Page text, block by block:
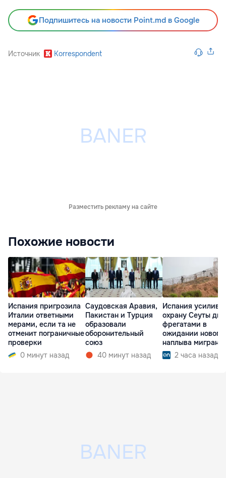
Подпишитесь на новости Point.md в Google
Источник Korrespondent
Разместить рекламу на сайте
Похожие новости
Испания пригрозила
Италии ответными
мерами, если та не
отменит пограничные
проверки
0 минут назад
Саудовская Аравия,
Пакистан и Турция
образовали
оборонительный
союз
40 минут назад
Испания
охрану Сеуты
фрегатами в
ожидании нового
наплыва
2 часа назад